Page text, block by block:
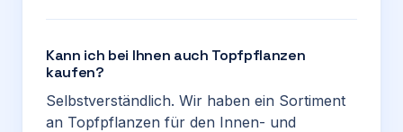
Kann ich bei Ihnen auch Topfpflanzen
kaufen?
Selbstverständlich. Wir haben ein Sortiment
an Topfpflanzen für den Innen- und